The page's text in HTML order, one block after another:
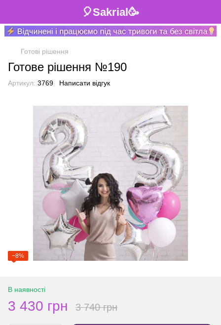
🎈Sakrial🥳
Готові рішення
Готове рішення №190
Артикул: 3769 Написати відгук
−8%
В наявності
3 430 грн 3 740 грн